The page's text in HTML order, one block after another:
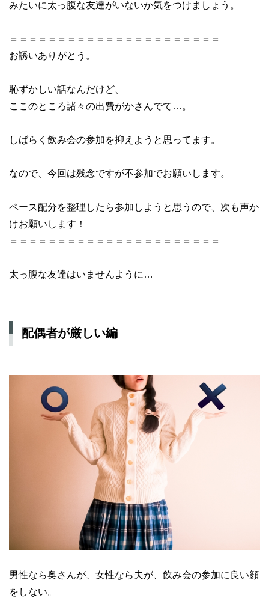
みたいに太っ腹な友達がいないか気をつけましょう。
＝＝＝＝＝＝＝＝＝＝＝＝＝＝＝＝＝＝＝＝＝＝
お誘いありがとう。
恥ずかしい話なんだけど、
ここのところ諸々の出費がかさんでて…。
しばらく飲み会の参加を抑えようと思ってます。
なので、今回は残念ですが不参加でお願いします。
ペース配分を整理したら参加しようと思うので、次も声か
けお願いします！
＝＝＝＝＝＝＝＝＝＝＝＝＝＝＝＝＝＝＝＝＝＝
太っ腹な友達はいませんように…
配偶者が厳しい編
男性なら奥さんが、女性なら夫が、飲み会の参加に良い顔
をしない。